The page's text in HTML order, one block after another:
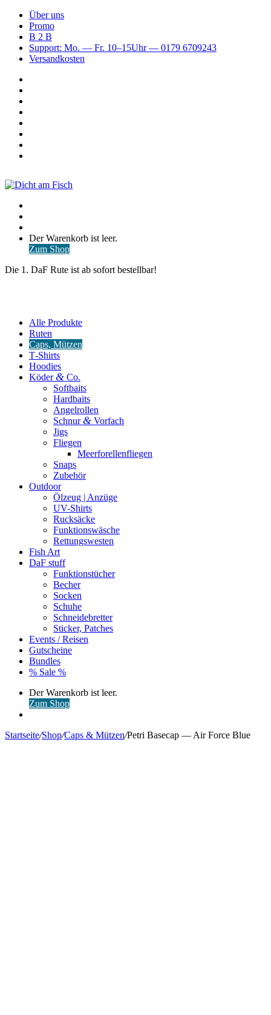
Über uns
Promo
B 2 B
Support: Mo. — Fr. 10–15Uhr — 0179 6709243
Versandkosten
Warenkorb
ansehen
Der Warenkorb ist leer.
Zum Shop
Die 1. DaF Rute ist ab sofort bestellbar!
Alle Produkte
Ruten
Caps, Mützen
T‑Shirts
Hoodies
Köder& Co.
Softbaits
Hardbaits
Angelrollen
Schnur& Vorfach
Jigs
Fliegen
Meerforellenfliegen
Snaps
Zubehör
Outdoor
Ölzeug | Anzüge
UV-Shirts
Rucksäcke
Funktionswäsche
Rettungswesten
Fish Art
DaF stuff
Funktionstücher
Becher
Socken
Schuhe
Schneidebretter
Sticker, Patches
Events / Reisen
Gutscheine
Bundles
% Sale %
Warenkorb
ansehen
Der Warenkorb ist leer.
Zum Shop
Startseite/Shop/Caps & Mützen/Petri Basecap — Air Force Blue